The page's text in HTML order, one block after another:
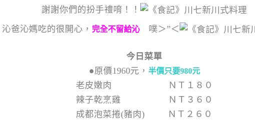
謝謝你們的扮手禮唷！！
沁爸沁媽吃的很開心， 完全不留給沁 噗＞”＜
今日菜單
●原價1960元， 半價只要980元
老皮嫩肉 ＮＴ１８０
辣子乾烹雞 ＮＴ３６０
成都泡菜捲(豬肉) ＮＴ２６０